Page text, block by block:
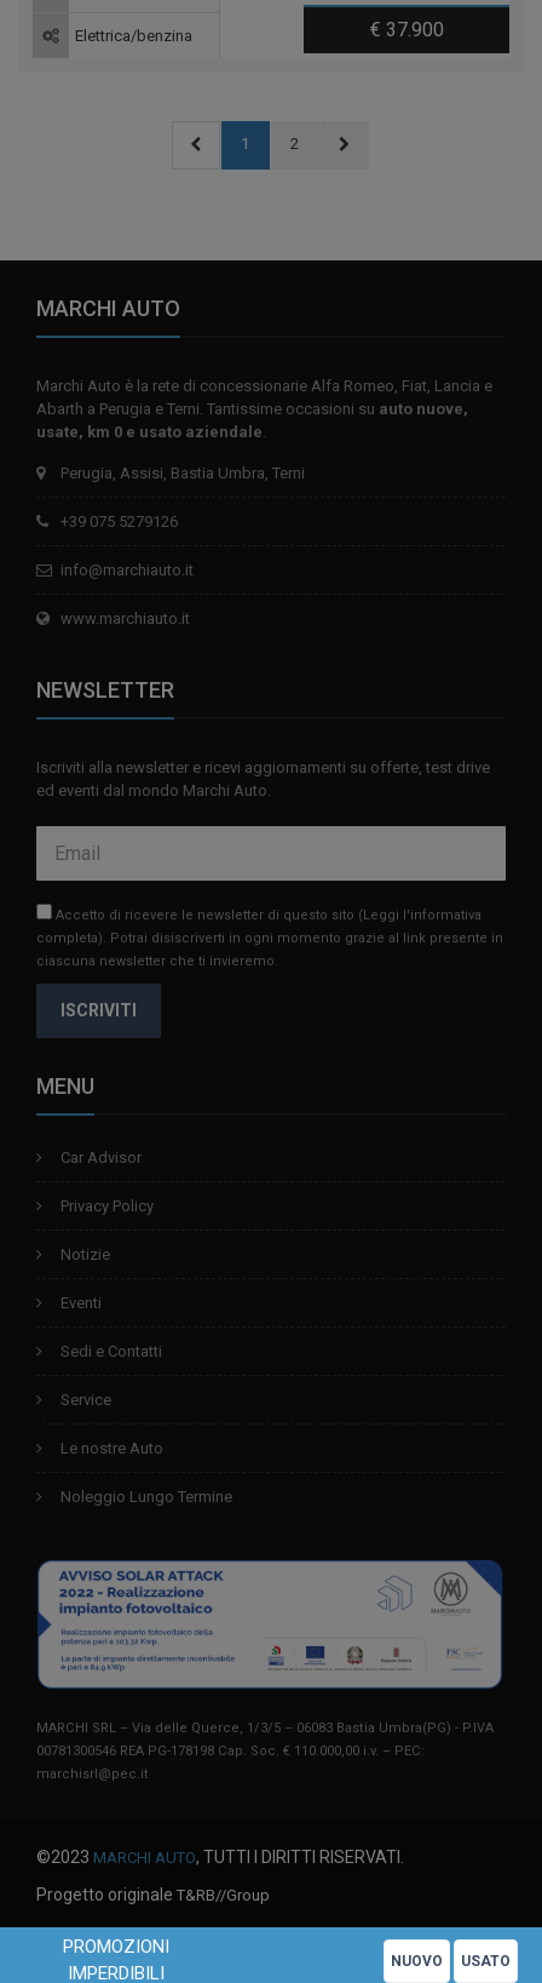
€ 37.900
Elettrica/benzina
1 2
MARCHI AUTO
Marchi Auto è la rete di concessionarie Alfa Romeo, Fiat, Lancia e
Abarth a Perugia e Terni. Tantissime occasioni su auto nuove,
usate, km 0 e usato aziendale
Perugia, Assisi, Bastia Umbra, Terni
+39 075 5279126
info@marchiauto.it
www.marchiauto.it
NEWSLETTER
Iscriviti alla newsletter e ricevi aggiornamenti su offerte, test drive
ed eventi dal mondo Marchi Auto.
Accetto di ricevere le newsletter di questo sito (Leggi l'informativa
completa). Potrai disiscriverti in ogni momento grazie al link presente in
ciascuna newsletter che ti invieremo.
ISCRIVITI
MENU
Car Advisor
Privacy Policy
Notizie
Eventi
Sedi e Contatti
Service
Le nostre Auto
Noleggio Lungo Termine
MARCHI SRL – Via delle Querce, 1/3/5 – 06083 Bastia Umbra(PG) - P.IVA
00781300546 REA PG-178198 Cap. Soc. € 110.000,00 i.v. – PEC:
marchisrl@pec.it
©2023 MARCHI AUTO, TUTTI I DIRITTI RISERVATI.
Progetto originale T&RB//Group
PROMOZIONI
IMPERDIBILI
NUOVO USATO